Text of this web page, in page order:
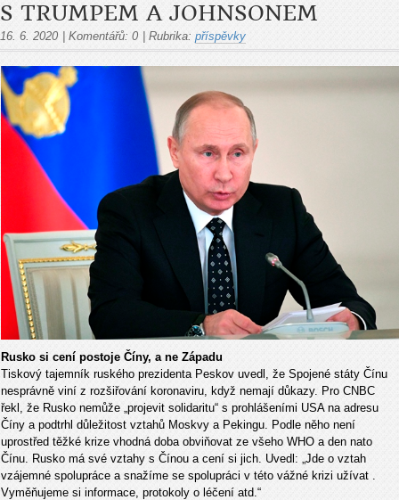
S TRUMPEM A JOHNSONEM
16. 6. 2020 Komentářů: 0 Rubrika: příspěvky
Rusko si cení postoje Číny, a ne Západu
Tiskový tajemník ruského prezidenta Peskov uvedl, že Spojené státy Čínu
nesprávně viní z rozšiřování koronaviru, když nemají důkazy. Pro CNBC
řekl, že Rusko nemůže „projevit solidaritu“ s prohlášeními USA na adresu
Číny a podtrhl důležitost vztahů Moskvy a Pekingu. Podle něho není
uprostřed těžké krize vhodná doba obviňovat ze všeho WHO a den nato
Čínu. Rusko má své vztahy s Čínou a cení si jich. Uvedl: „Jde o vztah
vzájemné spolupráce a snažíme se spolupráci v této vážné krizi užívat .
Vyměňujeme si informace, protokoly o léčení atd.“